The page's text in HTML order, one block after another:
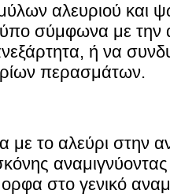
αλευριού και
σύμφωνα με την
ή να
περασμάτων.
με το αλεύρι στην
στο γενικό